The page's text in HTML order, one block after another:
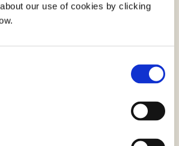
our use of cookies by clicking
på digmin-digst.sit-wb.dk
whistleblowerenhed. Vi kan
stille dig spørgsmål for at sikre, at